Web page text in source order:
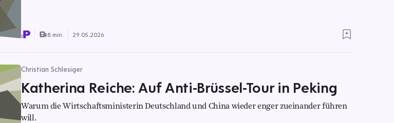
8 min. 29.05.2026
Christian Schlesiger
Katherina Reiche: Auf Anti-Brüssel-Tour in Peking
Warum die Wirtschaftsministerin Deutschland und China wieder enger zueinander führen
will.